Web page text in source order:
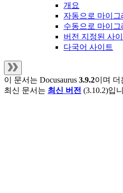
개요
자동으로 마이그
수동으로 마이그
버전 지정된 사
다국어 사이트
이 문서는 Docusaurus 3.9.2이며 더
최신 문서는 최신 버전 (3.10.2)입